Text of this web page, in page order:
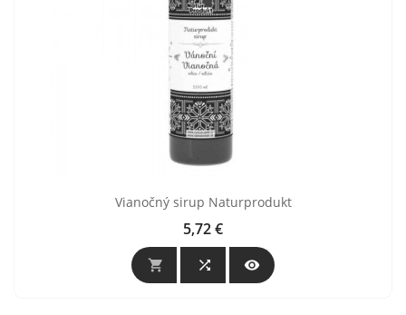
Vianočný sirup Naturprodukt
Cena
5,72 €
  